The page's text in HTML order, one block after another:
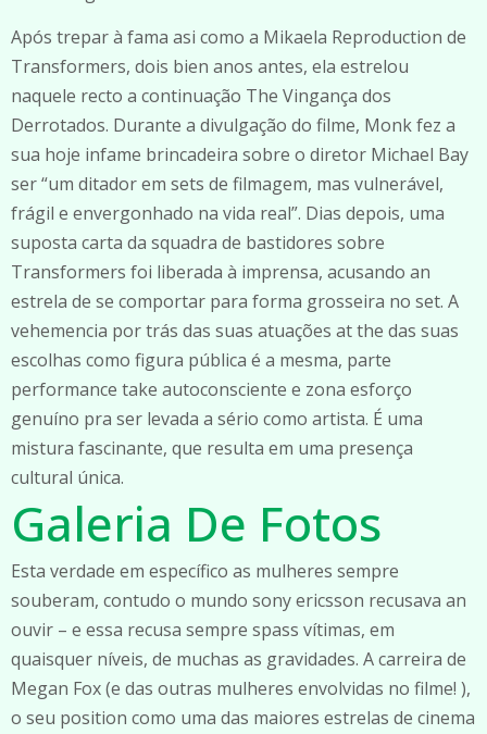
Após trepar à fama asi como a Mikaela Reproduction de
Transformers, dois bien anos antes, ela estrelou
naquele recto a continuação The Vingança dos
Derrotados. Durante a divulgação do filme, Monk fez a
sua hoje infame brincadeira sobre o diretor Michael Bay
ser “um ditador em sets de filmagem, mas vulnerável,
frágil e envergonhado na vida real”. Dias depois, uma
suposta carta da squadra de bastidores sobre
Transformers foi liberada à imprensa, acusando an
estrela de se comportar para forma grosseira no set. A
vehemencia por trás das suas atuações at the das suas
escolhas como figura pública é a mesma, parte
performance take autoconsciente e zona esforço
genuíno pra ser levada a sério como artista. É uma
mistura fascinante, que resulta em uma presença
cultural única.
Galeria De Fotos
Esta verdade em específico as mulheres sempre
souberam, contudo o mundo sony ericsson recusava an
ouvir – e essa recusa sempre spass vítimas, em
quaisquer níveis, de muchas as gravidades. A carreira de
Megan Fox (e das outras mulheres envolvidas no filme! ),
o seu position como uma das maiores estrelas de cinema